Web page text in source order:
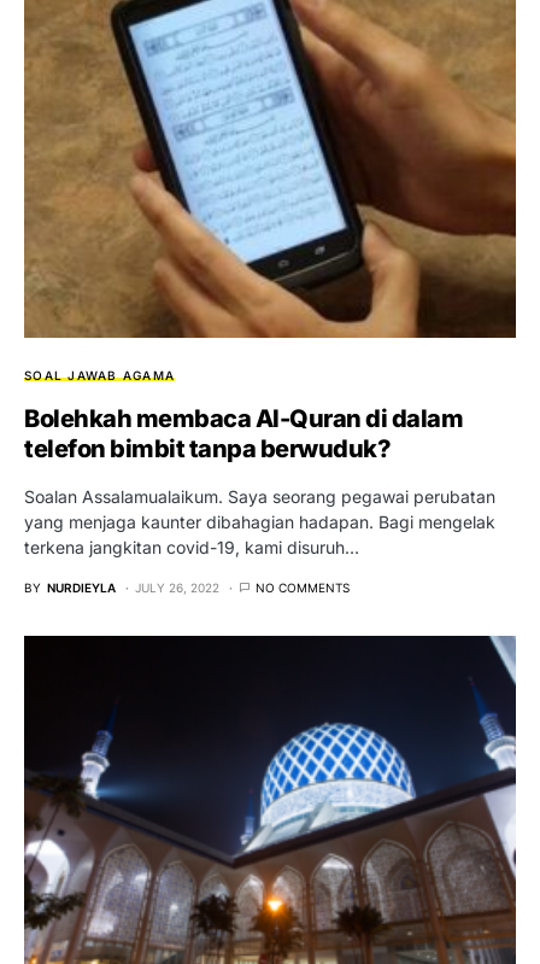
SOAL JAWAB AGAMA
Bolehkah membaca Al-Quran di dalam
telefon bimbit tanpa berwuduk?
Soalan Assalamualaikum. Saya seorang pegawai perubatan
yang menjaga kaunter dibahagian hadapan. Bagi mengelak
terkena jangkitan covid-19, kami disuruh…
BY NURDIEYLA JULY 26, 2022 NO COMMENTS